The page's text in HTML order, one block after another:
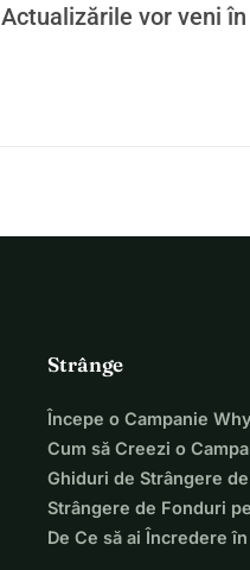
Actualizările vor veni
Strânge
Începe o Campanie
Cum să Creezi o
Ghiduri de Strângere
Strângere de Fonduri
De Ce să ai Încredere